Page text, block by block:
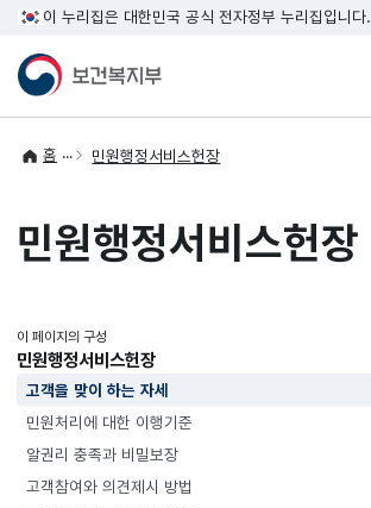
이 누리집은 대한민국 공식 전자정부 누리집입니다.
홈 민원행정서비스헌장
민원행정서비스헌장
이 페이지의 구성
민원행정서비스헌장
고객을 맞이 하는 자세
민원처리에 대한 이행기준
알권리 충족과 비밀보장
고객참여와 의견제시 방법